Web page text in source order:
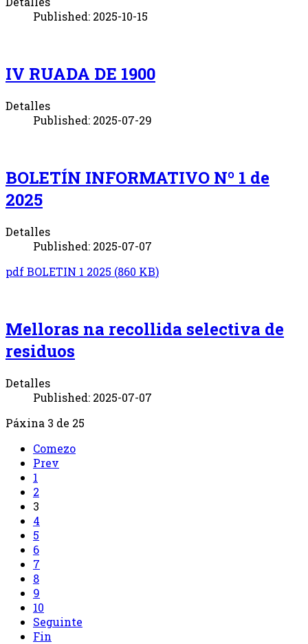
Published: 2025-10-15
IV RUADA DE 1900
Detalles
Published: 2025-07-29
BOLETÍN INFORMATIVO Nº 1 de
2025
Detalles
Published: 2025-07-07
pdfBOLETIN 1 2025 (860 KB)
Melloras na recollida selectiva de
residuos
Detalles
Published: 2025-07-07
Páxina 3 de 25
Comezo
Prev
1
2
3
4
5
6
7
8
9
10
Seguinte
Fin